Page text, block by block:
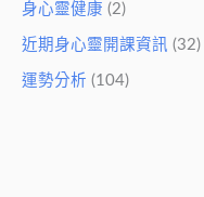
身心靈健康 (2)
近期身心靈開課資訊 (32)
運勢分析 (104)